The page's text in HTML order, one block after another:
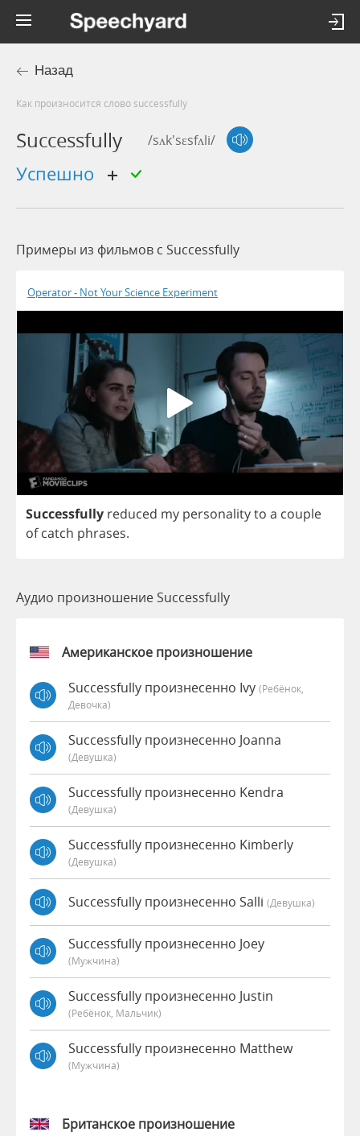
Назад
Как произносится слово successfully
Successfully /sʌk'sɛsfʌli/
успешно
Примеры из фильмов c Successfully
Operator - Not Your Science Experiment
Successfully reduced my personalityto a couple
of catch phrases.
Аудио произношение Successfully
Американское произношение
Successfully произнесенно Ivy (Ребёнок,
Девочка)
Successfully произнесенно Joanna
(девушка)
Successfully произнесенно Kendra
(девушка)
Successfully произнесенно Kimberly
(девушка)
Successfully произнесенно Salli (девушка)
Successfully произнесенно Joey
(мужчина)
Successfully произнесенно Justin
(Ребёнок, Мальчик)
Successfully произнесенно Matthew
(мужчина)
Британское произношение